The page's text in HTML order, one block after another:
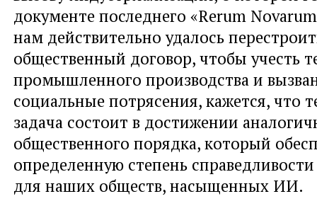
документе последнего «Rerum
нам действительно удалось
общественный договор, чтобы учесть
промышленного производства и
социальные потрясения, кажется, что
задача состоит в достижении
общественного порядка, который
определенную степень
для наших обществ, насыщенных ИИ.